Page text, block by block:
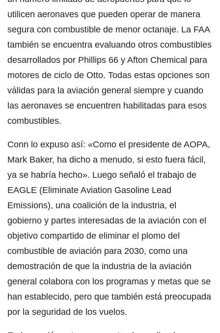
utilicen aeronaves que pueden operar de manera
segura con combustible de menor octanaje. La FAA
también se encuentra evaluando otros combustibles
desarrollados por Phillips 66 y Afton Chemical para
motores de ciclo de Otto. Todas estas opciones son
válidas para la aviación general siempre y cuando
las aeronaves se encuentren habilitadas para esos
combustibles.
Conn lo expuso así: «Como el presidente de AOPA,
Mark Baker, ha dicho a menudo, si esto fuera fácil,
ya se habría hecho». Luego señaló el trabajo de
EAGLE (Eliminate Aviation Gasoline Lead
Emissions), una coalición de la industria, el
gobierno y partes interesadas de la aviación con el
objetivo compartido de eliminar el plomo del
combustible de aviación para 2030, como una
demostración de que la industria de la aviación
general colabora con los programas y metas que se
han establecido, pero que también está preocupada
por la seguridad de los vuelos.